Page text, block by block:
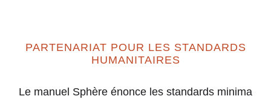
PARTENARIAT POUR LES STANDARDS
HUMANITAIRES
Le manuel Sphère énonce les standards minima